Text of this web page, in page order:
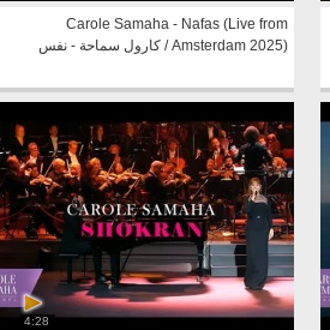
Carole Samaha - Nafas (Live from
Amsterdam 2025) / كارول سماحة - نفس
4:28